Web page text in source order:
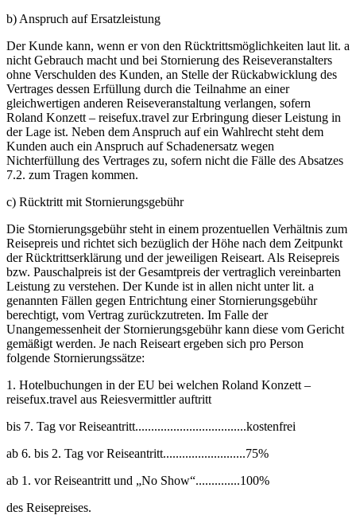
b) Anspruch auf Ersatzleistung
Der Kunde kann, wenn er von den Rücktrittsmöglichkeiten laut lit. a
nicht Gebrauch macht und bei Stornierung des Reiseveranstalters
ohne Verschulden des Kunden, an Stelle der Rückabwicklung des
Vertrages dessen Erfüllung durch die Teilnahme an einer
gleichwertigen anderen Reiseveranstaltung verlangen, sofern
Roland Konzett – reisefux.travel zur Erbringung dieser Leistung in
der Lage ist. Neben dem Anspruch auf ein Wahlrecht steht dem
Kunden auch ein Anspruch auf Schadenersatz wegen
Nichterfüllung des Vertrages zu, sofern nicht die Fälle des Absatzes
7.2. zum Tragen kommen.
c) Rücktritt mit Stornierungsgebühr
Die Stornierungsgebühr steht in einem prozentuellen Verhältnis zum
Reisepreis und richtet sich bezüglich der Höhe nach dem Zeitpunkt
der Rücktrittserklärung und der jeweiligen Reiseart. Als Reisepreis
bzw. Pauschalpreis ist der Gesamtpreis der vertraglich vereinbarten
Leistung zu verstehen. Der Kunde ist in allen nicht unter lit. a
genannten Fällen gegen Entrichtung einer Stornierungsgebühr
berechtigt, vom Vertrag zurückzutreten. Im Falle der
Unangemessenheit der Stornierungsgebühr kann diese vom Gericht
gemäßigt werden. Je nach Reiseart ergeben sich pro Person
folgende Stornierungssätze:
1. Hotelbuchungen in der EU bei welchen Roland Konzett –
reisefux.travel aus Reiesvermittler auftritt
bis 7. Tag vor Reiseantritt...................................kostenfrei
ab 6. bis 2. Tag vor Reiseantritt..........................75%
ab 1. vor Reiseantritt und „No Show“..............100%
des Reisepreises.